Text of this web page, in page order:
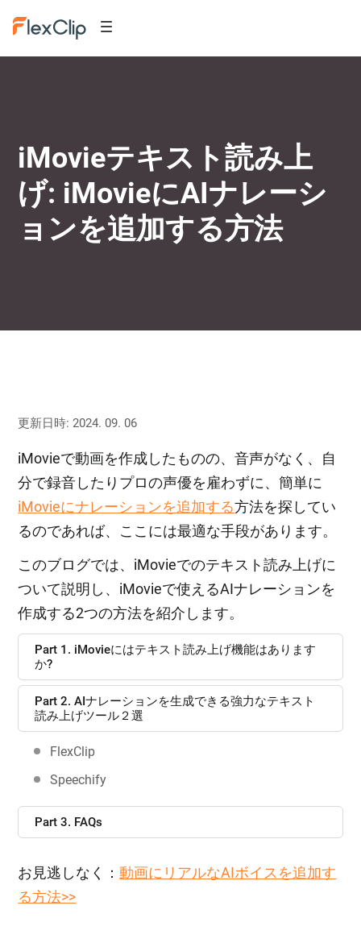
iMovieテキスト読み上
げ: iMovieにAIナレーシ
ョンを追加する方法
更新日時: 2024. 09. 06
iMovieで動画を作成したものの、音声がなく、自
分で録音したりプロの声優を雇わずに、簡単に
iMovieにナレーションを追加する方法を探してい
るのであれば、ここには最適な手段があります。
このブログでは、iMovieでのテキスト読み上げに
ついて説明し、iMovieで使えるAIナレーションを
作成する2つの方法を紹介します。
Part 1. iMovieにはテキスト読み上げ機能はあります
か?
Part 2. AIナレーションを生成できる強力なテキスト
読み上げツール２選
FlexClip
Speechify
Part 3. FAQs
お見逃しなく：動画にリアルなAIボイスを追加す
る方法>>